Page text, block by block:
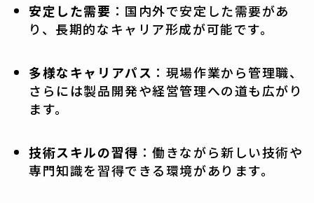
安定した需要 ：国内外で安定した需要があ
り、長期的なキャリア形成が可能です。
多様なキャリアパス ：現場作業から管理職、
さらには製品開発や経営管理への道も広がり
ます。
技術スキルの習得 ：働きながら新しい技術や
専門知識を習得できる環境があります。